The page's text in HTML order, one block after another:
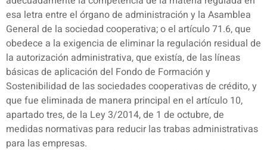
esa letra entre el órgano de administración y la Asamblea
General de la sociedad cooperativa; o el artículo 71.6, que
obedece a la exigencia de eliminar la regulación residual de
la autorización administrativa, que existía, de las líneas
básicas de aplicación del Fondo de Formación y
Sostenibilidad de las sociedades cooperativas de crédito, y
que fue eliminada de manera principal en el artículo 10,
apartado tres, de la Ley 3/2014, de 1 de octubre, de
medidas normativas para reducir las trabas administrativas
para las empresas.